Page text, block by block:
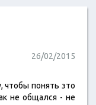
26/02/2015
чтобы понять это
не общался - не